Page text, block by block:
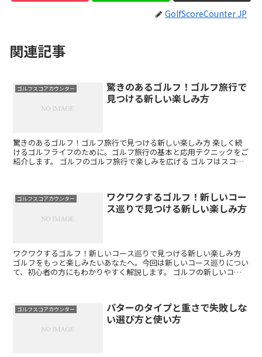
GolfScoreCounter JP
関連記事
ゴルフスコアカウンター
驚きのあるゴルフ！ゴルフ旅行で
見つける新しい楽しみ方
驚きのあるゴルフ！ゴルフ旅行で見つける新しい楽しみ方 楽しく続
けるゴルフライフのために。ゴルフ旅行の基本と応用テクニックをご
紹介します。 ゴルフのゴルフ旅行で楽しみを広げる ゴルフはスコア
ゴルフスコアカウンター
ワクワクするゴルフ！新しいコー
ス巡りで見つける新しい楽しみ方
ワクワクするゴルフ！新しいコース巡りで見つける新しい楽しみ方
ゴルフをもっと楽しみたいあなたへ。今回は新しいコース巡りについ
て、初心者の方にもわかりやすく解説します。 ゴルフの新しいコー
ゴルフスコアカウンター
パターのタイプと重さで失敗しな
い選び方と使い方